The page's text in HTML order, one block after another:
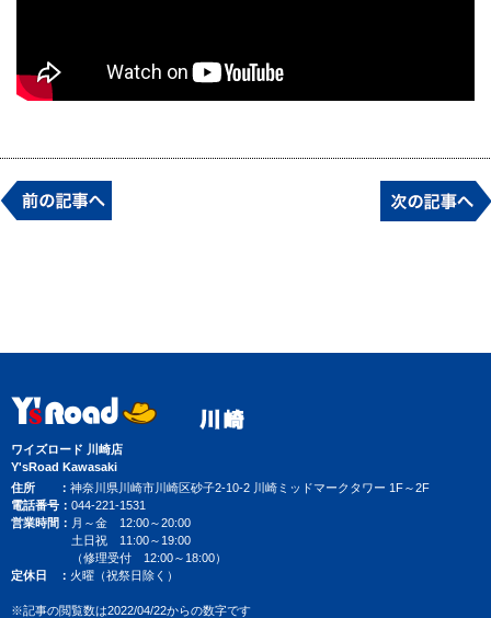
ワイズロード 川崎店
Y'sRoad Kawasaki
住所
神奈川県川崎市川崎区砂子2-10-2 川崎ミッドマークタワー 1F～2F
電話番号
044-221-1531
営業時間
月～金 12:00～20:00
土日祝 11:00～19:00
（修理受付 12:00～18:00）
定休日
火曜（祝祭日除く）
※記事の閲覧数は2022/04/22からの数字です